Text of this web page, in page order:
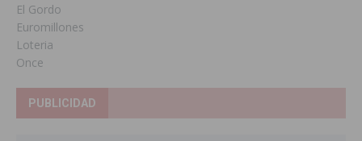
El Gordo
Euromillones
Loteria
Once
PUBLICIDAD